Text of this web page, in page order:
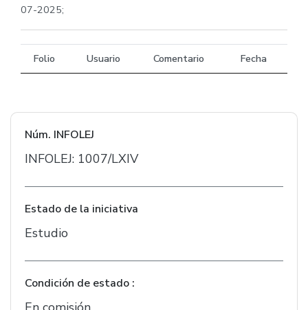
07-2025;
Folio Usuario Comentario Fecha
Núm. INFOLEJ
INFOLEJ: 1007/LXIV
Estado de la iniciativa
Estudio
Condición de estado :